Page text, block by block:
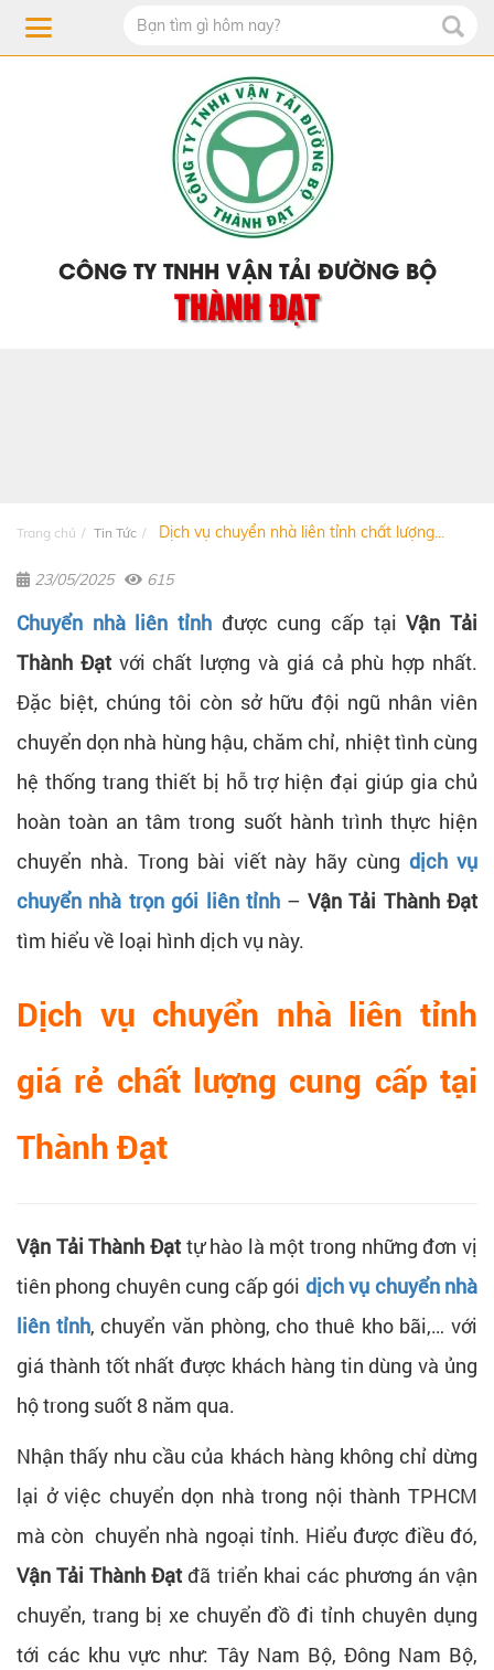
CÔNG TY TNHH VẬN TẢI ĐƯỜNG BỘ
THÀNH ĐẠT
Trang chủ Tin Tức Dịch vụ chuyển nhà liên tỉnh chất lượng...
23/05/2025 615
Chuyển nhà liên tỉnh được cung cấp tạiVận Tải
Thành Đạtvới chất lượng và giá cả phù hợp nhất.
Đặc biệt, chúng tôi còn sở hữu đội ngũ nhân viên
chuyển dọn nhà hùng hậu, chăm chỉ, nhiệt tình cùng
hệ thống trang thiết bị hỗ trợ hiện đại giúp gia chủ
hoàn toàn an tâm trong suốt hành trình thực hiện
chuyển nhà. Trong bài viết này hãy cùngdịch vụ
chuyển nhà trọn gói liên tỉnh – Vận Tải Thành Đạt
tìm hiểu về loại hình dịch vụ này.
Dịch vụ chuyển nhà liên tỉnh
giá rẻ chất lượng cung cấp tại
Thành Đạt
Vận Tải Thành Đạttự hào là một trong những đơn vị
tiên phong chuyên cung cấp gói dịch vụ chuyển nhà
liên tỉnh, chuyển văn phòng, cho thuê kho bãi,… với
giá thành tốt nhất được khách hàng tin dùng và ủng
hộ trong suốt 8 năm qua.
Nhận thấy nhu cầu của khách hàng không chỉ dừng
lại ở việc chuyển dọn nhà trong nội thành TPHCM
mà còn chuyển nhà ngoại tỉnh. Hiểu được điều đó,
Vận Tải Thành Đạt đã triển khai các phương án vận
chuyển, trang bị xe chuyển đồ đi tỉnh chuyên dụng
tới các khu vực như: Tây Nam Bộ, Đông Nam Bộ,